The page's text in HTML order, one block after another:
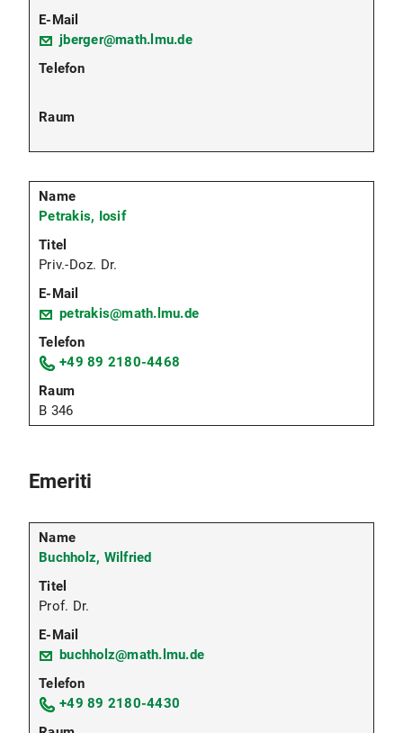
jberger@math.lmu.de
Petrakis, Iosif
Priv.-Doz. Dr.
petrakis@math.lmu.de
+49 89 2180-4468
B 346
Emeriti
Buchholz, Wilfried
Prof. Dr.
buchholz@math.lmu.de
+49 89 2180-4430